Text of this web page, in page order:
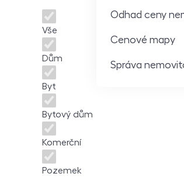
Odhad ceny
Cenové mapy
Správa
Typ nemovitosti
Vše
Dům
Byt
Bytový dům
Komerční
Pozemek